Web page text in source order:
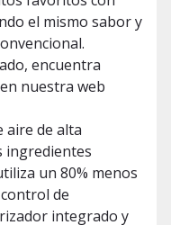
el mismo sabor y
encuentra
nuestra web
aire de alta
ingredientes
un 80% menos
de
integrado y